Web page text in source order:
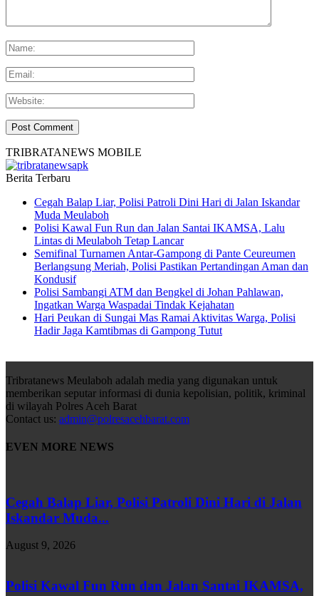
TRIBRATANEWS MOBILE
Berita Terbaru
Cegah Balap Liar, Polisi Patroli Dini Hari di Jalan Iskandar
Muda Meulaboh
Polisi Kawal Fun Run dan Jalan Santai IKAMSA, Lalu
Lintas di Meulaboh Tetap Lancar
Semifinal Turnamen Antar-Gampong di Pante Ceureumen
Berlangsung Meriah, Polisi Pastikan Pertandingan Aman dan
Kondusif
Polisi Sambangi ATM dan Bengkel di Johan Pahlawan,
Ingatkan Warga Waspadai Tindak Kejahatan
Hari Peukan di Sungai Mas Ramai Aktivitas Warga, Polisi
Hadir Jaga Kamtibmas di Gampong Tutut
Tribratanews Meulaboh adalah media yang digunakan untuk
memberikan seputar informasi di dunia kepolisian, politik, kriminal
di wilayah Polres Aceh Barat
Contact us: admin@polresacehbarat.com
EVEN MORE NEWS
Cegah Balap Liar, Polisi Patroli Dini Hari di Jalan
Iskandar Muda...
August 9, 2026
Polisi Kawal Fun Run dan Jalan Santai IKAMSA,